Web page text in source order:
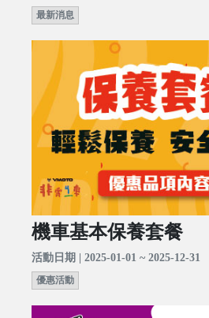
最新消息
機車基本保養套餐
活動日期 | 2025-01-01 ~ 2025-12-31
優惠活動